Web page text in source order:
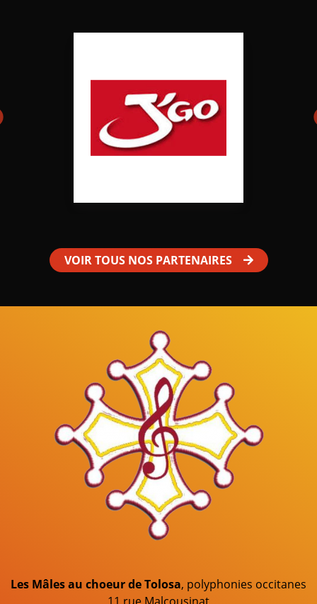
VOIR TOUS NOS PARTENAIRES
Les Mâles au choeur de Tolosa, polyphonies occitanes